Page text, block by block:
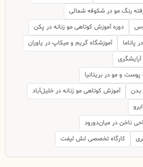
رنگ مو در شکوفه شمالی
دوره آموزش کوتاهی مو زنانه در پکن
آموزشگاه گریم و میکاپ در یاوران
آرایشگری
و مو در بریتانیا
بدن
آموزش کوتاهی مو زنانه در خلیل‌آباد
ناخن در میان‌دورود
کارگاه تخصصی لش لیفت